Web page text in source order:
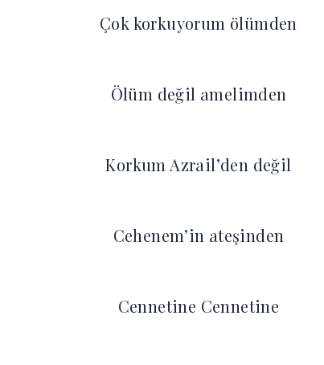
Çok korkuyorum ölümden
Ölüm değil amelimden
Korkum Azrail’den değil
Cehenem’in ateşinden
Cennetine Cennetine